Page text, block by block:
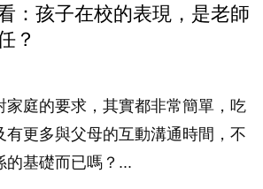
：孩子在校的表現，是老師
？
家庭的要求，其實都非常簡單，吃
有更多與父母的互動溝通時間，不
的基礎而已嗎？...